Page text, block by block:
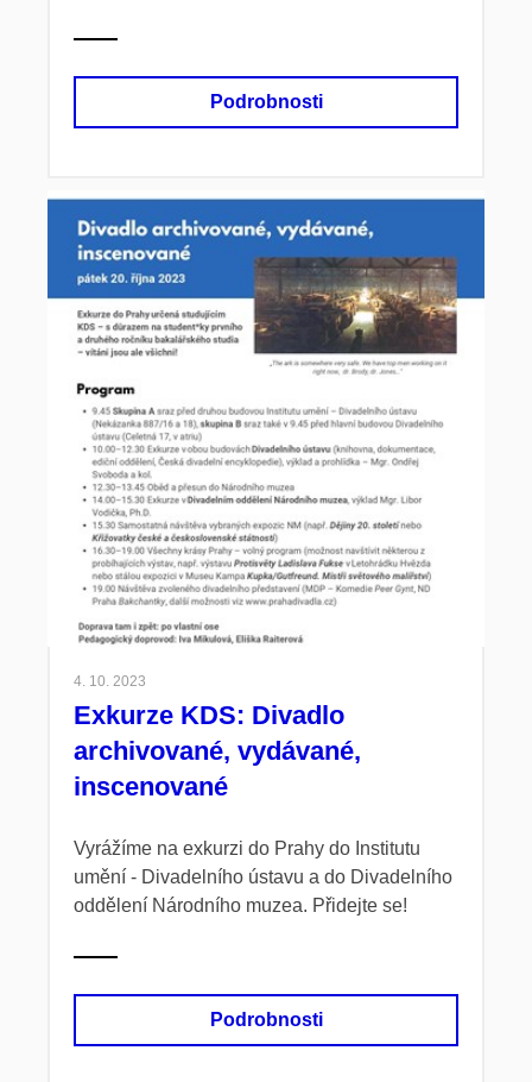
Podrobnosti
4. 10. 2023
Exkurze KDS: Divadlo
archivované, vydávané,
inscenované
Vyrážíme na exkurzi do Prahy do Institutu
umění - Divadelního ústavu a do Divadelního
oddělení Národního muzea. Přidejte se!
Podrobnosti